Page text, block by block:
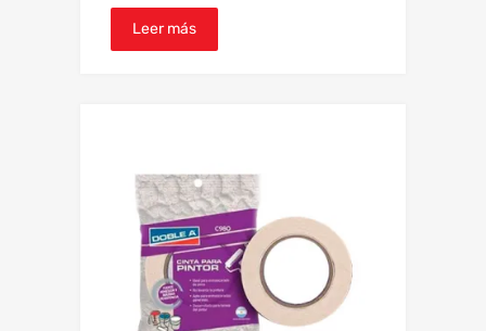
Leer más